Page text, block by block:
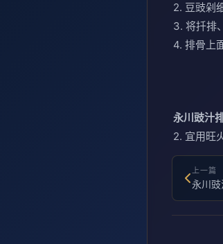
2. 豆豉剁
3. 将扦排
4. 排骨上
永川豉汁
2. 宜用旺
上一篇
永川豉